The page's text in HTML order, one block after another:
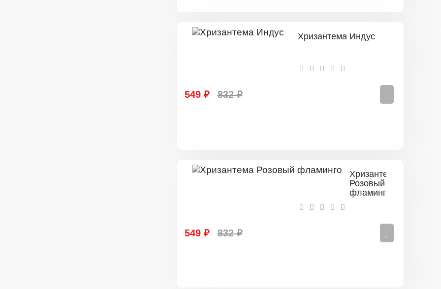
Хризантема Индус
549 ₽ 832 ₽
Хризантема
Розовый
фламинго
549 ₽ 832 ₽